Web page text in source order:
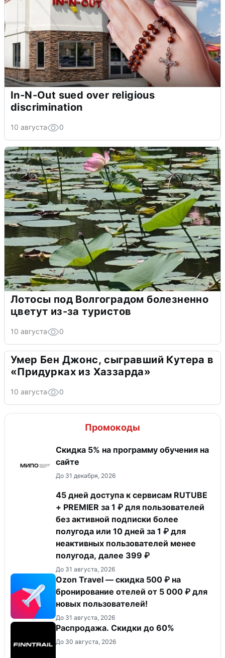
In-N-Out sued over religious
discrimination
10 августа 0
Лотосы под Волгоградом болезненно
цветут из-за туристов
10 августа 0
Умер Бен Джонс, сыгравший Кутера в
«Придурках из Хаззарда»
10 августа 0
Промокоды
Скидка 5% на программу обучения на
сайте
До 31 декабря, 2026
45 дней доступа к сервисам RUTUBE
+ PREMIER за 1 ₽ для пользователей
без активной подписки более
полугода или 10 дней за 1 ₽ для
неактивных пользователей менее
полугода, далее 399 ₽
До 31 августа, 2026
Ozon Travel — скидка 500 ₽ на
бронирование отелей от 5 000 ₽ для
новых пользователей!
До 31 августа, 2026
Распродажа. Скидки до 60%
До 30 августа, 2026